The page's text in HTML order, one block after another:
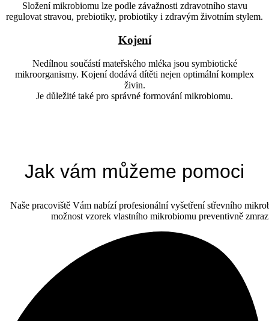
Složení mikrobiomu lze podle závažnosti zdravotního stavu
regulovat stravou, prebiotiky, probiotiky i zdravým životním stylem.
Kojení
Nedílnou součástí mateřského mléka jsou symbiotické
mikroorganismy. Kojení dodává dítěti nejen optimální komplex
živin.
Je důležité také pro správné formování mikrobiomu.
Jak vám můžeme pomoci
Naše pracoviště Vám nabízí profesionální vyšetření střevního
možnost vzorek vlastního mikrobiomu preventivně